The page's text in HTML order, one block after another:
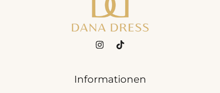
Informationen